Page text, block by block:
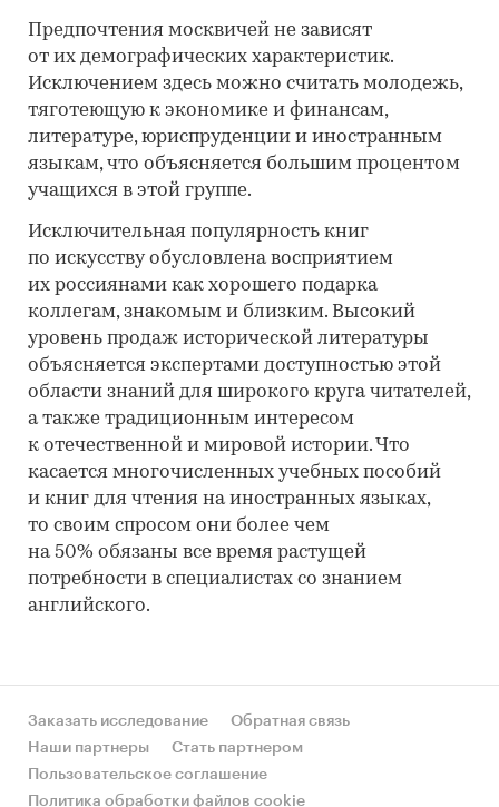
Предпочтения москвичей не зависят
от их демографических характеристик.
Исключением здесь можно считать молодежь,
тяготеющую к экономике и финансам,
литературе, юриспруденции и иностранным
языкам, что объясняется большим процентом
учащихся в этой группе.
Исключительная популярность книг
по искусству обусловлена восприятием
их россиянами как хорошего подарка
коллегам, знакомым и близким. Высокий
уровень продаж исторической литературы
объясняется экспертами доступностью этой
области знаний для широкого круга читателей,
а также традиционным интересом
к отечественной и мировой истории. Что
касается многочисленных учебных пособий
и книг для чтения на иностранных языках,
то своим спросом они более чем
на 50% обязаны все время растущей
потребности в специалистах со знанием
английского.
Заказать исследование
Обратная связь
Наши партнеры
Стать партнером
Пользовательское соглашение
Политика обработки файлов cookie